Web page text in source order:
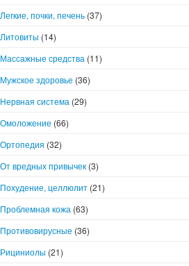
Легкие, почки, печень (37)
Литовиты (14)
Массажные средства (11)
Мужское здоровье (36)
Нервная система (29)
Омоложение (66)
Ортопедия (32)
От вредных привычек (3)
Похудение, целлюлит (21)
Проблемная кожа (63)
Противовирусные (36)
Рициниолы (21)